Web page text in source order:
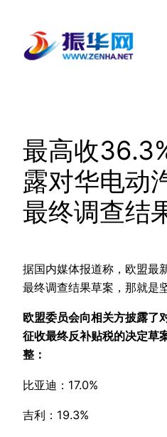
最高收
露对华电动
最终调查结
据国内媒体报道称，欧盟最
最终调查结果草案，那就是
欧盟委员会向相关方披露了
征收最终反补贴税的决定草
整：
比亚迪：17.0%
吉利：19.3%